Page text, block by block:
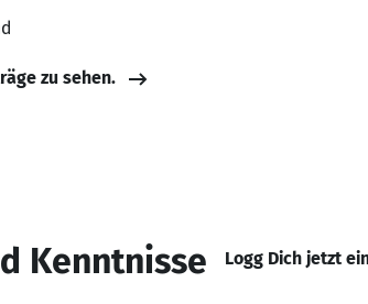
zu sehen.
Kenntnisse Logg Dich jetzt